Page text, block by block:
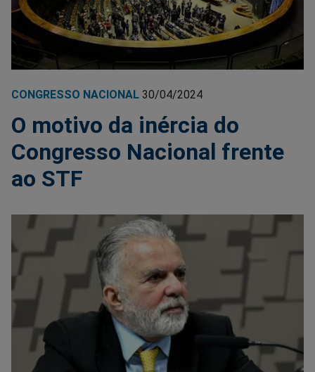
CONGRESSO NACIONAL 30/04/2024
O motivo da inércia do
Congresso Nacional frente
ao STF